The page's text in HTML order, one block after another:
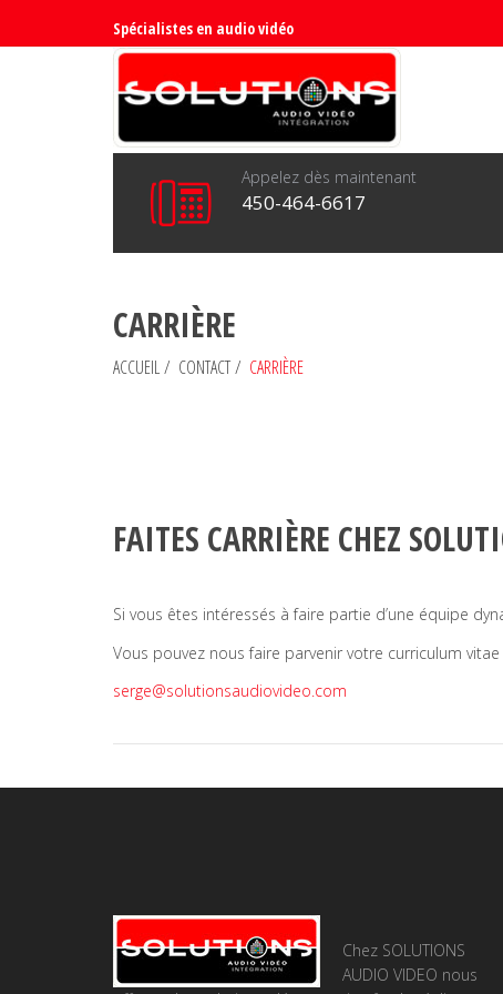
Spécialistes en audio vidéo
CARRIÈRE
ACCUEIL/ CONTACT/ CARRIÈRE
Appelez dès maintenant
450-464-6617
FAITES CARRIÈRE CHEZ
Si vous êtes intéressés à faire partie d’une équipe
Vous pouvez nous faire parvenir votre curriculum
serge@solutionsaudiovideo.com
Chez SOLUTIONS
AUDIO VIDEO nous